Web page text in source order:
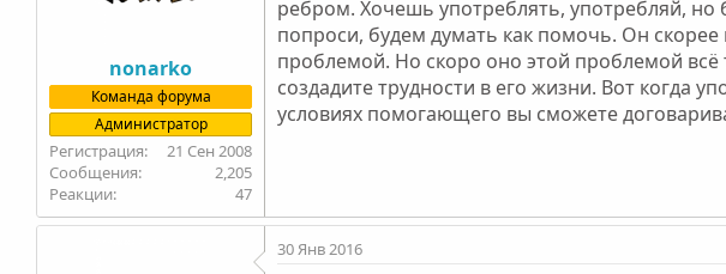
nonarko
Команда форума
Администратор
21 Сен 2008
2,205
47
ребром. Хочешь употреблять, употребляй, но
попроси, будем думать как помочь. Он скорее
проблемой. Но скоро оно этой проблемой всё
создадите трудности в его жизни. Вот когда
условиях помогающего вы сможете
30 Янв 2016